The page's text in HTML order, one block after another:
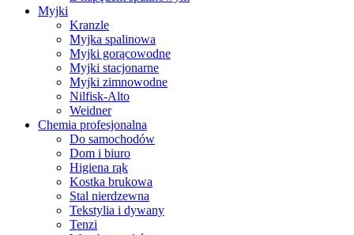
Myjki
Kranzle
Myjka spalinowa
Myjki gorącowodne
Myjki stacjonarne
Myjki zimnowodne
Nilfisk-Alto
Weidner
Chemia profesjonalna
Do samochodów
Dom i biuro
Higiena rąk
Kostka brukowa
Stal nierdzewna
Tekstylia i dywany
Tenzi